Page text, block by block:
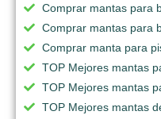
Comprar mantas para
Comprar mantas para
Comprar manta para
TOP Mejores mantas
TOP Mejores mantas
TOP Mejores mantas